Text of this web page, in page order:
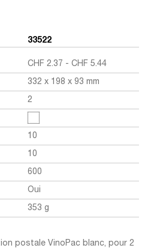
33522
CHF 2.37 - CHF 5.44
332 x 198 x 93 mm
2
10
10
600
Oui
353 g
postale VinoPac blanc, pour 2